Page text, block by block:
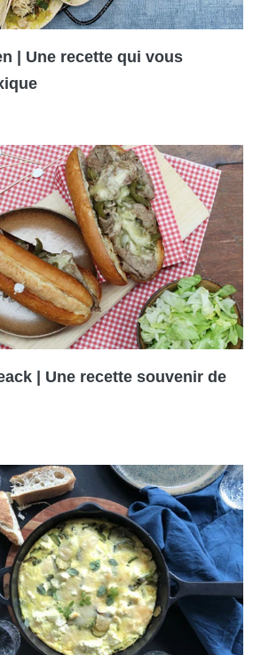
| Une recette qui vous
| Une recette souvenir de